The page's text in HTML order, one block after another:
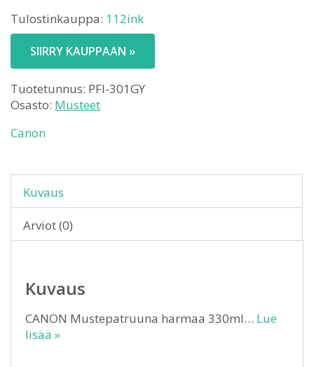
Tulostinkauppa: 112ink
SIIRRY KAUPPAAN »
Tuotetunnus: PFI-301GY
Osasto: Musteet
Canon
Kuvaus
Arviot (0)
Kuvaus
CANON Mustepatruuna harmaa 330ml… Lue
lisää »